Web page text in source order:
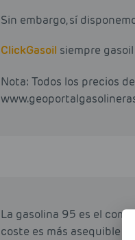
Sin embargo, sí
ClickGasoil siempre
Nota: Todos los precios
La gasolina 95 es el
coste es más asequible